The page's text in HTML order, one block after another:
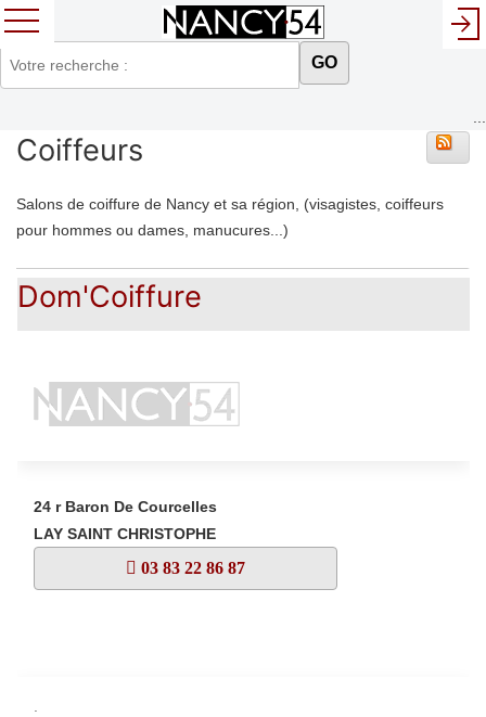
GO
Coiffeurs
Salons de coiffure de Nancy et sa région, (visagistes, coiffeurs
pour hommes ou dames, manucures...)
Dom'Coiffure
24 r Baron De Courcelles
LAY SAINT CHRISTOPHE
03 83 22 86 87